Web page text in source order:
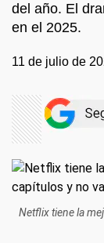
del año. El
en el 2025.
11 de julio de
Netflix tiene la